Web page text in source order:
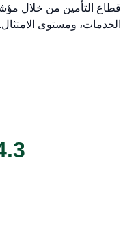
قطاع التأمين من خلال
الخدمات، ومستوى الامتثال.
84.3